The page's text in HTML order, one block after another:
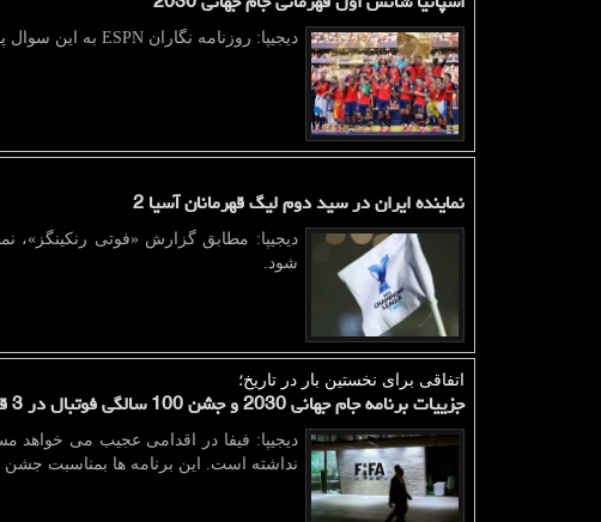
دیجیپا: روزنامه نگاران ESPN به این سوال پاسخ دادند که چه تیم هایی شانس فتح جام جهانی ۲۰۳۰ را دارند.
نماینده ایران در سید دوم لیگ قهرمانان آسیا 2
شود.
اتفاقی برای نخستین بار در تاریخ؛
جزییات برنامه جام جهانی 2030 و جشن 100 سالگی فوتبال در 3 قاره و 6 کشور
نداشته است. این برنامه ها بمناسبت جشن ۱۰۰ سالگی فوتبال برگزار می شود.